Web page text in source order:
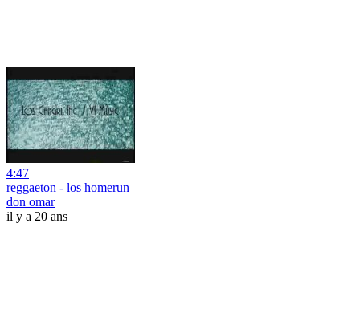
4:47
reggaeton - los homerun
don omar
il y a 20 ans